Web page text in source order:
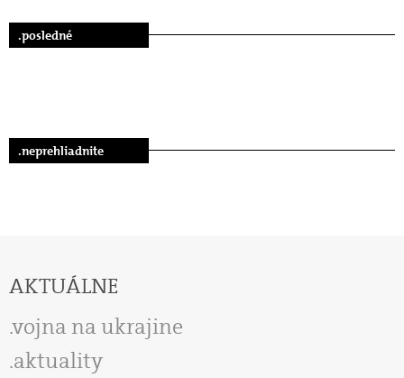
.posledné
.neprehliadnite
AKTUÁLNE
vojna na ukrajine
aktuality